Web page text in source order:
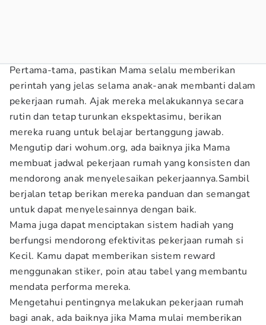
Pertama-tama, pastikan Mama selalu memberikan
perintah yang jelas selama anak-anak membanti dalam
pekerjaan rumah. Ajak mereka melakukannya secara
rutin dan tetap turunkan ekspektasimu, berikan
mereka ruang untuk belajar bertanggung jawab.
Mengutip dari wohum.org, ada baiknya jika Mama
membuat jadwal pekerjaan rumah yang konsisten dan
mendorong anak menyelesaikan pekerjaannya.Sambil
berjalan tetap berikan mereka panduan dan semangat
untuk dapat menyelesainnya dengan baik.
Mama juga dapat menciptakan sistem hadiah yang
berfungsi mendorong efektivitas pekerjaan rumah si
Kecil. Kamu dapat memberikan sistem reward
menggunakan stiker, poin atau tabel yang membantu
mendata performa mereka.
Mengetahui pentingnya melakukan pekerjaan rumah
bagi anak, ada baiknya jika Mama mulai memberikan